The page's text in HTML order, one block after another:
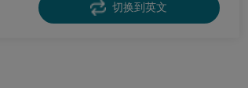
切换到英文